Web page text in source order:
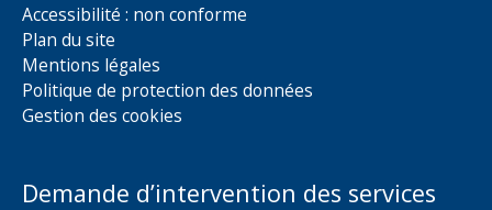
Accessibilité : non conforme
Plan du site
Mentions légales
Politique de protection des données
Gestion des cookies
Demande d’intervention des services